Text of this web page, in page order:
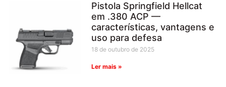
Pistola Springfield Hellcat
em .380 ACP —
características, vantagens e
uso para defesa
18 de outubro de 2025
Ler mais »